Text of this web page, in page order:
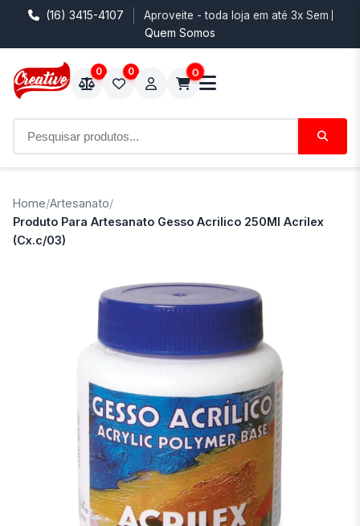
(16) 3415-4107 Aproveite - toda loja em até 3x Sem
Quem Somos
0 0 0
Home/Artesanato/
Produto Para Artesanato Gesso Acrilico 250Ml Acrilex
(Cx.c/03)